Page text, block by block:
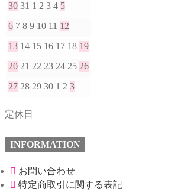
30 31 1 2 3 4 5
6 7 8 9 10 11 12
13 14 15 16 17 18 19
20 21 22 23 24 25 26
27 28 29 30 1 2 3
定休日
INFORMATION
お問い合わせ
特定商取引に関する表記